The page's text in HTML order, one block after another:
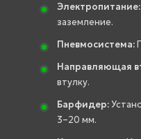
Электропитание:
заземление.
Пневмосистема:
Направляющая
втулку.
Барфидер:
3–20 мм.